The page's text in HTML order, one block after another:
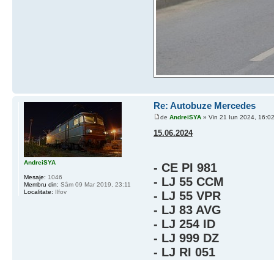
Re: Autobuze Mercedes
de AndreiSYA» Vin 21 Iun 2024, 16:02
15.06.2024
- CE PI 981
- LJ 55 CCM
- LJ 55 VPR
- LJ 83 AVG
- LJ 254 ID
- LJ 999 DZ
- LJ RI 051
AndreiSYA
Mesaje: 1046
Membru din: Sâm 09 Mar 2019, 23:11
Localitate: Ilfov